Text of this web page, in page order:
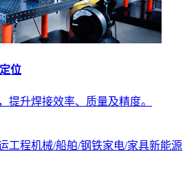
位
提升焊接效率、质量及精度。
工程机械/船舶/钢铁家电/家具新能源